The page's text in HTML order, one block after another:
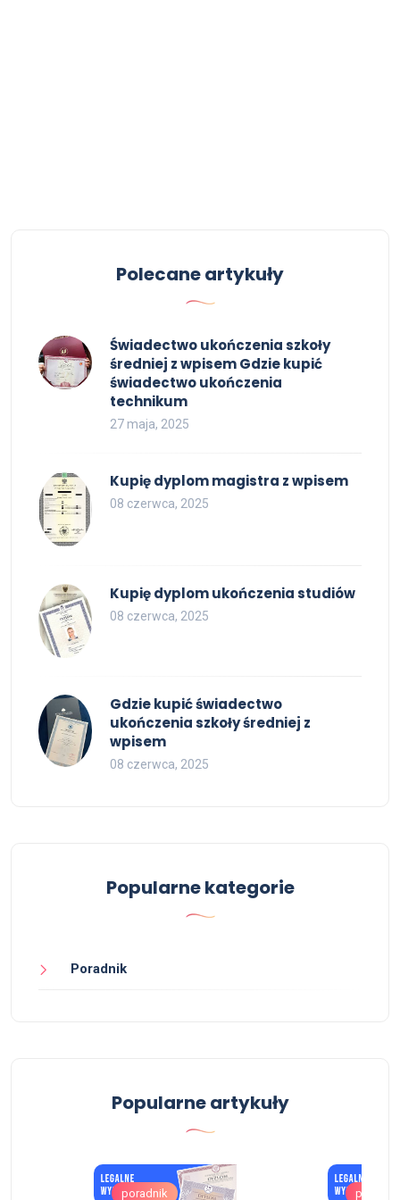
Polecane artykuły
Świadectwo ukończenia szkoły
średniej z wpisem Gdzie kupić
świadectwo ukończenia
technikum
27 maja, 2025
Kupię dyplom magistra z wpisem
08 czerwca, 2025
Kupię dyplom ukończenia studiów
08 czerwca, 2025
Gdzie kupić świadectwo
ukończenia szkoły średniej z
wpisem
08 czerwca, 2025
Popularne kategorie
Poradnik
Popularne artykuły
poradnik